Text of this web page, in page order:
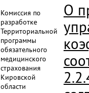
Комиссия по
разработке
Территориальной
программы
обязательного
медицинского
страхования
Кировской
области
О